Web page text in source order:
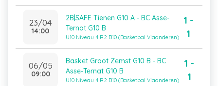
23/04
14:00
2B|SAFE Tienen G10 A - BC Asse-
Ternat G10 B
U10 Niveau 4 R2 B10 (Basketbal Vlaanderen)
1 -
1
06/05
09:00
Basket Groot Zemst G10 B - BC
Asse-Ternat G10 B
U10 Niveau 4 R2 B10 (Basketbal Vlaanderen)
1 -
1